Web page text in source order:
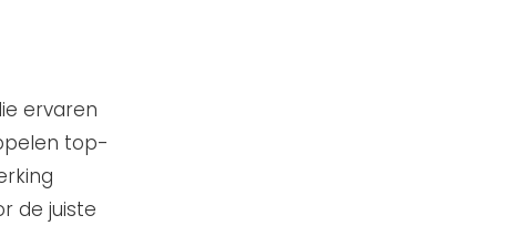
ervaren
top-
de juiste